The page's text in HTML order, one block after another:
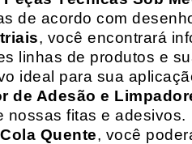
de acordo com
, você encontrará
linhas de produtos e
ideal para sua
de Adesão e
nossas fitas e adesivos.
Quente, você